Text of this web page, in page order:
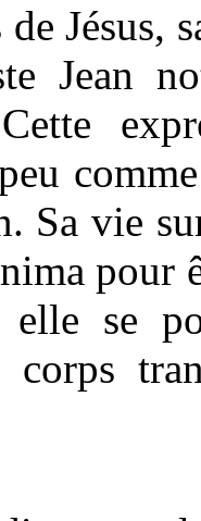
Jésus,
Jean
Sa vie
pour
elle se